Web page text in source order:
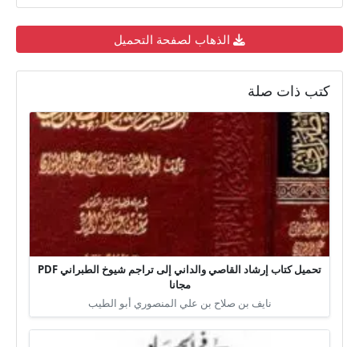
الذهاب لصفحة التحميل
كتب ذات صلة
تحميل كتاب إرشاد القاصي والداني إلى تراجم شيوخ الطبراني PDF
مجانا
نايف بن صلاح بن علي المنصوري أبو الطيب